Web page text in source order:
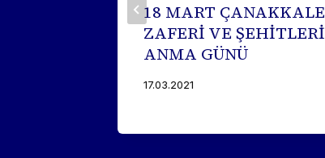
18 MART ÇANAKKALE
ZAFERİ VE ŞEHİTLERİ
ANMA GÜNÜ
17.03.2021